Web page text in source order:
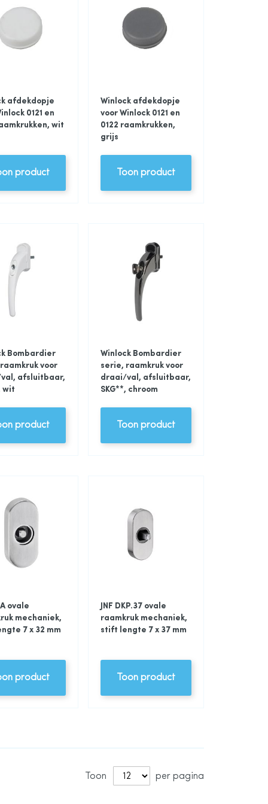
afdekdopje
0121 en
wit
product
Winlock afdekdopje
voor Winlock 0121 en
0122 raamkrukken,
grijs
Toon product
Bombardier
voor
afsluitbaar,
wit
product
Winlock Bombardier
serie, raamkruk voor
draai/val, afsluitbaar,
SKG**, chroom
Toon product
ovale
mechaniek,
7 x 32 mm
product
JNF DKP.37 ovale
raamkruk mechaniek,
stift lengte 7 x 37 mm
Toon product
Toon per pagina